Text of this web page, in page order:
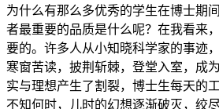
为什么有那么多优秀的学生在博士期
者最重要的品质是什么呢？在我看来
要的。许多人从小知晓科学家的事迹
寒窗苦读，披荆斩棘，登堂入室，成
实与理想产生了割裂，博士生每天的
不知何时，儿时的幻想逐渐破灭，绞